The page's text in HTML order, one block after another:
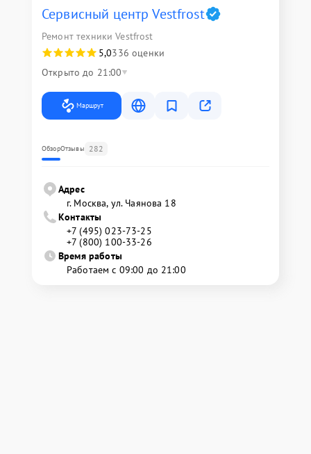
Сервисный центр Vestfrost
Ремонт техники Vestfrost
5,0336 оценки
Открыто до 21:00
Маршрут
ОбзорОтзывы 282
Адрес
г. Москва, ул. Чаянова 18
Контакты
+7 (495) 023-73-25
+7 (800) 100-33-26
Время работы
Работаем с 09:00 до 21:00